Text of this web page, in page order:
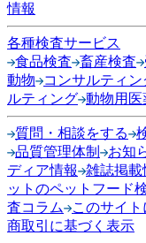
情報
各種検査サービス
食品検査 畜産検査
動物
コンサルティン
ルティング 動物用医
質問・相談をする
品質管理体制
お知
ディア情報
雑誌掲載
ットのペットフード
査コラム
このサイト
商取引に基づく表示